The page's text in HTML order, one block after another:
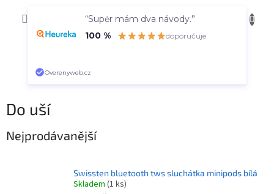
Do uší
Nejprodávanější
Swissten bluetooth tws sluchátka minipods bílá
Skladem (1 ks)
“Supėr mám dva návody.”
100 %
doporučuje
Overenyweb.cz